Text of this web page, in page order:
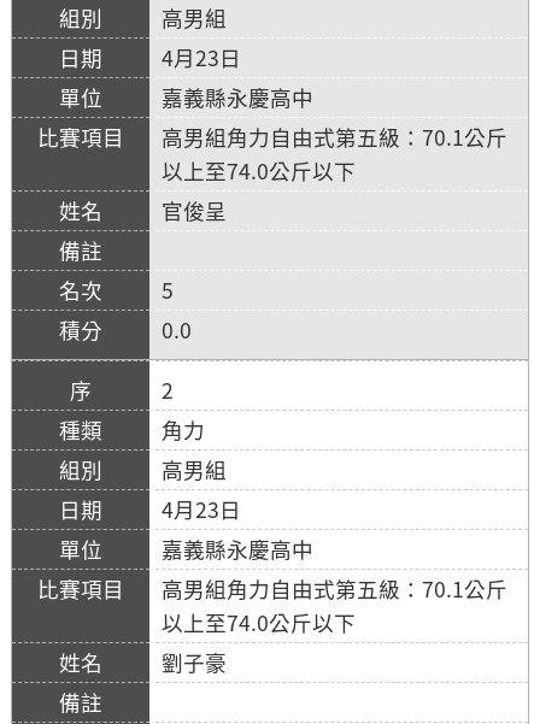
高男組
4月23日
嘉義縣永慶高中
高男組角力自由式第五級：70.1公斤
以上至74.0公斤以下
官俊呈
5
0.0
2
角力
高男組
4月23日
嘉義縣永慶高中
高男組角力自由式第五級：70.1公斤
以上至74.0公斤以下
劉子豪